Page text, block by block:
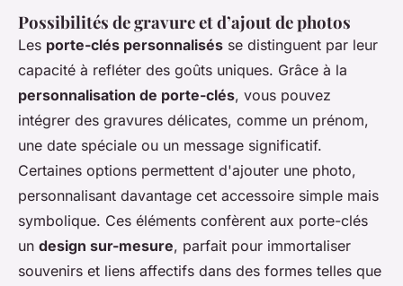
Possibilités de gravure et d’ajout de photos
Les porte-clés personnalisés se distinguent par leur
capacité à refléter des goûts uniques. Grâce à la
personnalisation de porte-clés, vous pouvez
intégrer des gravures délicates, comme un prénom,
une date spéciale ou un message significatif.
Certaines options permettent d'ajouter une photo,
personnalisant davantage cet accessoire simple mais
symbolique. Ces éléments confèrent aux porte-clés
un design sur-mesure, parfait pour immortaliser
souvenirs et liens affectifs dans des formes telles que